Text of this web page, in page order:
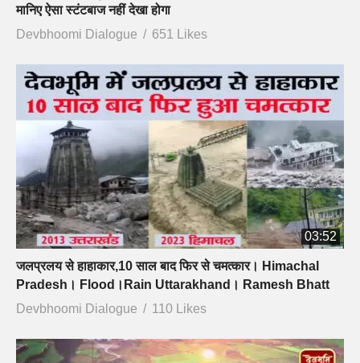
मानिए ऐसा स्टंटबाज नहीं देखा होगा
Devbhoomi Dialogue
651 Likes
03:52
जलप्रलय से हाहाकार,10 साल बाद फिर से चमत्कार। Himachal
Pradesh। Flood।Rain Uttarakhand। Ramesh Bhatt
Devbhoomi Dialogue
110 Likes